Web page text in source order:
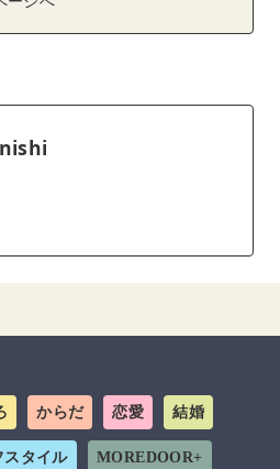
からだ 恋愛 結婚
スタイル MOREDOOR+